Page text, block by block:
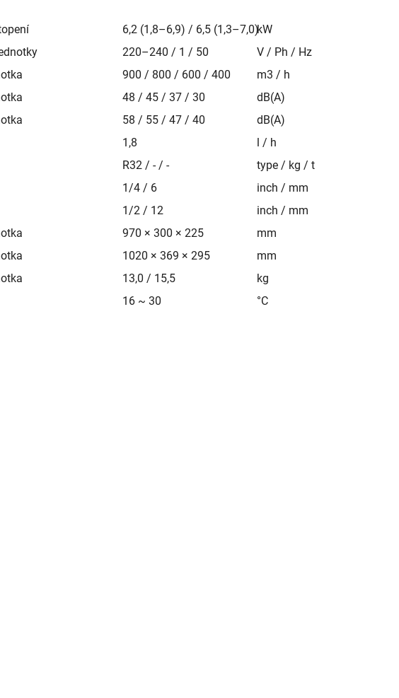
6,2 (1,8–6,9) / 6,5 (1,3–7,0)kW
220–240 / 1 / 50
V / Ph / Hz
900 / 800 / 600 / 400
m3 / h
48 / 45 / 37 / 30
dB(A)
58 / 55 / 47 / 40
dB(A)
1,8
l / h
R32 / - / -
type / kg / t
1/4 / 6
inch / mm
1/2 / 12
inch / mm
970 × 300 × 225
mm
1020 × 369 × 295
mm
13,0 / 15,5
kg
16 ~ 30 °C